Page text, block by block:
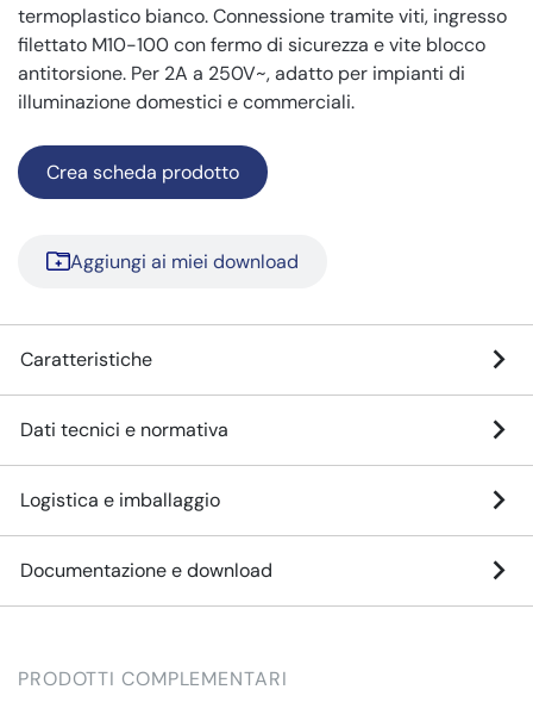
termoplastico bianco. Connessione tramite viti, ingresso
filettato M10-100 con fermo di sicurezza e vite blocco
antitorsione. Per 2A a 250V~, adatto per impianti di
illuminazione domestici e commerciali.
Crea scheda prodotto
Aggiungi ai miei download
Caratteristiche
Dati tecnici e normativa
Logistica e imballaggio
Documentazione e download
PRODOTTI COMPLEMENTARI